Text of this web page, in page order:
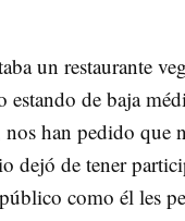
un restaurante
de baja
han pedido que
de tener
como él les